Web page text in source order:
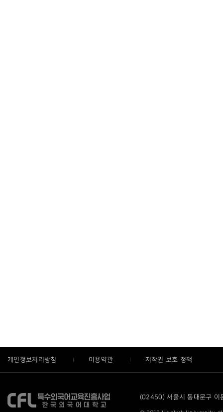
개인정보처리방침 이용약관 저작권 보호 정책
(02450) 서울시 동대문구